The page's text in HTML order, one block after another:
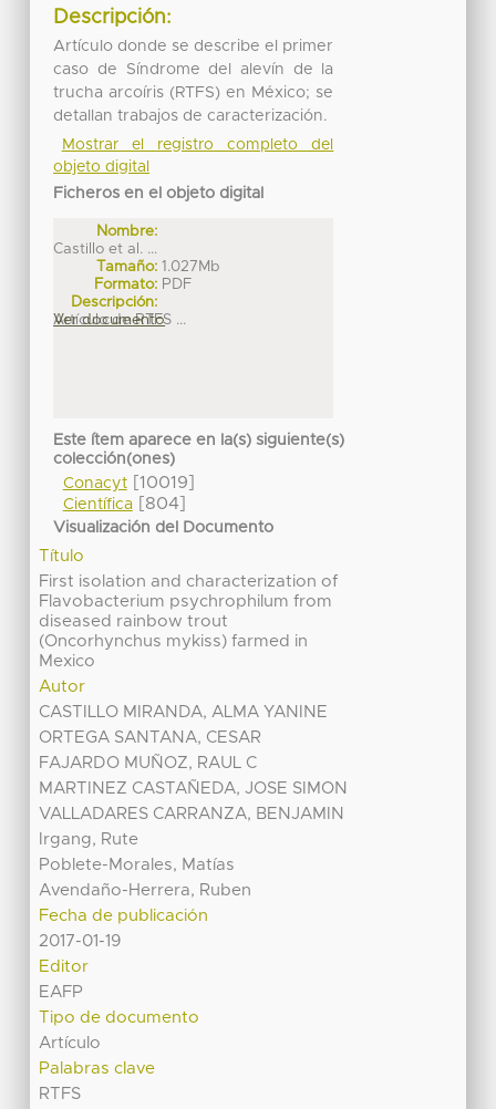
Descripción:
Artículo donde se describe el primer
caso de Síndrome del alevín de la
trucha arcoíris (RTFS) en México; se
detallan trabajos de caracterización.
Mostrar el registro completo del
objeto digital
Ficheros en el objeto digital
Nombre:
Castillo et al. ...
Tamaño: 1.027Mb
Formato: PDF
Descripción:
Artículo de RTFS ...
Ver documento
Este ítem aparece en la(s) siguiente(s)
colección(ones)
Conacyt[10019]
Científica[804]
Visualización del Documento
Título
First isolation and characterization of
Flavobacterium psychrophilum from
diseased rainbow trout
(Oncorhynchus mykiss) farmed in
Mexico
Autor
CASTILLO MIRANDA, ALMA YANINE
ORTEGA SANTANA, CESAR
FAJARDO MUÑOZ, RAUL C
MARTINEZ CASTAÑEDA, JOSE SIMON
VALLADARES CARRANZA, BENJAMIN
Irgang, Rute
Poblete-Morales, Matías
Avendaño-Herrera, Ruben
Fecha de publicación
2017-01-19
Editor
EAFP
Tipo de documento
Artículo
Palabras clave
RTFS